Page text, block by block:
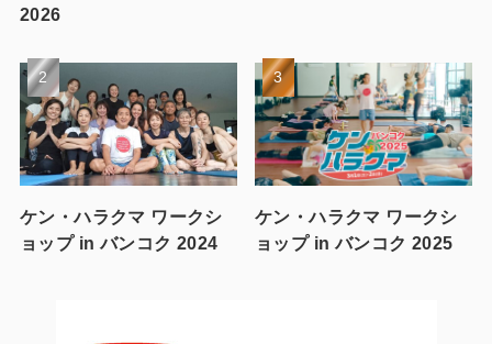
2026
ケン・ハラクマ ワークシ
ョップ in バンコク 2024
ケン・ハラクマ ワークシ
ョップ in バンコク 2025